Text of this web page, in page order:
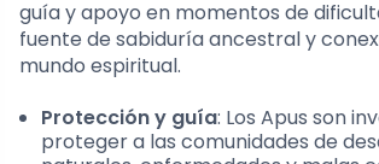
guía y apoyo en momentos de
fuente de sabiduría ancestral y
mundo espiritual.
Protección y guía: Los Apus son
proteger a las comunidades de